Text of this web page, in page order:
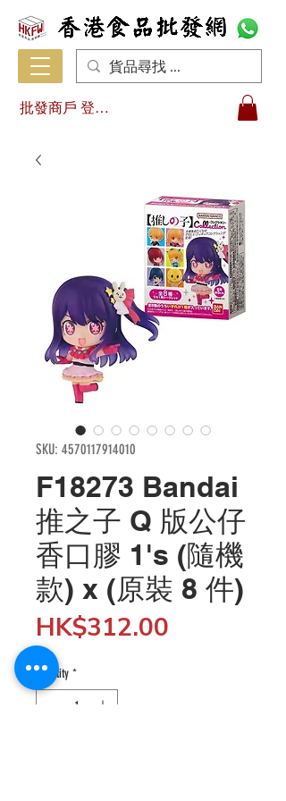
批發商戶 登入/註冊
SKU: 4570117914010
F18273 Bandai
推之子 Q 版公仔
香口膠 1's (隨機
款) x (原裝 8 件)
HK$312.00
Quantity *